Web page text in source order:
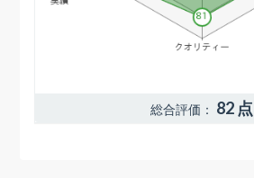
総合評価： 82 点